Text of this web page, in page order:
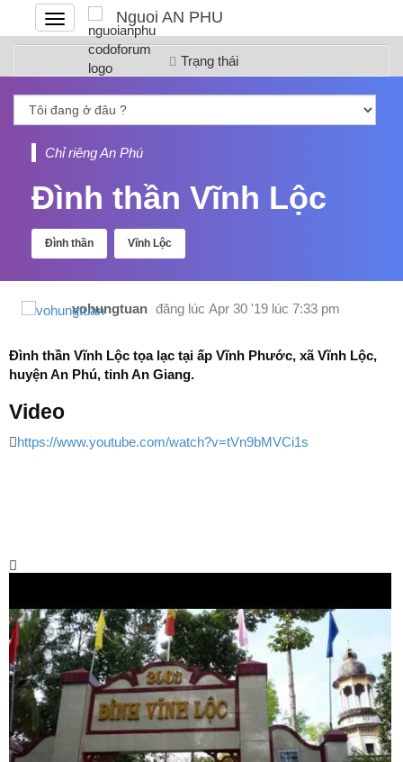
Đóng
hoặc
menu
Nguoi AN PHU
Trạng thái
Chỉ riêng An Phú
Đình thần Vĩnh Lộc
Đình thần Vĩnh Lộc
vohungtuan đăng lúc Apr 30 '19 lúc 7:33 pm
Đình thần Vĩnh Lộc tọa lạc tại ấp Vĩnh Phước, xã Vĩnh Lộc,
huyện An Phú, tỉnh An Giang.
Video
https://www.youtube.com/watch?v=tVn9bMVCi1s